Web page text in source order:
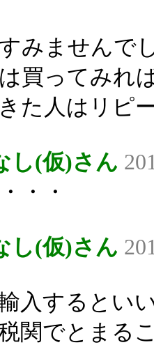
みませんで
買ってみれ
た人はリピ
し(仮)さん
・・
し(仮)さん
入するとい
関でとまる